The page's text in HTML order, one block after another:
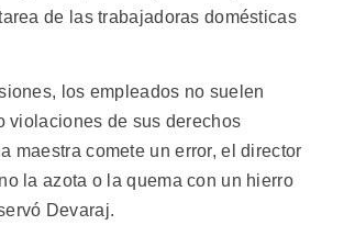
de las trabajadoras domésticas
los empleados no suelen
violaciones de sus derechos
maestra comete un error, el director
la azota o la quema con un hierro
Devaraj.